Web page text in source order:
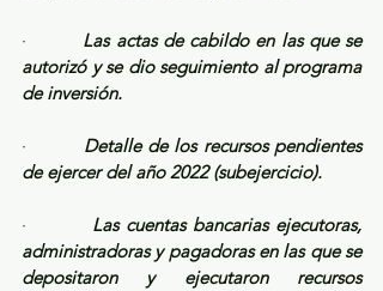
· Las actas de cabildo en las que se
autorizó y se dio seguimiento al programa
de inversión.
· Detalle de los recursos pendientes
de ejercer del año 2022 (subejercicio).
· Las cuentas bancarias ejecutoras,
administradoras y pagadoras en las que se
depositaron y ejecutaron recursos